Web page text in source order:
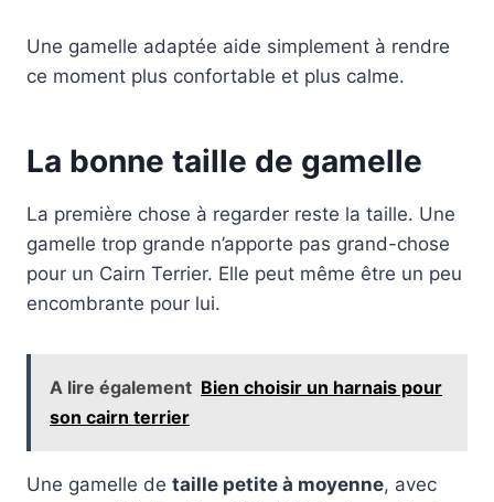
Une gamelle adaptée aide simplement à rendre
ce moment plus confortable et plus calme.
La bonne taille de gamelle
La première chose à regarder reste la taille. Une
gamelle trop grande n’apporte pas grand-chose
pour un Cairn Terrier. Elle peut même être un peu
encombrante pour lui.
A lire également Bien choisir un harnais pour
son cairn terrier
Une gamelle de taille petite à moyenne, avec